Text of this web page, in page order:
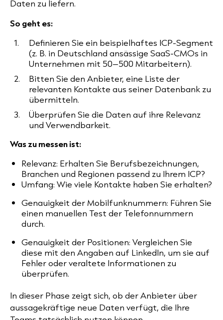
Daten zu liefern.
So geht es:
Definieren Sie ein beispielhaftes ICP-Segment
(z. B. in Deutschland ansässige SaaS-CMOs in
Unternehmen mit 50–500 Mitarbeitern).
Bitten Sie den Anbieter, eine Liste der
relevanten Kontakte aus seiner Datenbank zu
übermitteln.
Überprüfen Sie die Daten auf ihre Relevanz
und Verwendbarkeit.
Was zu messen ist:
Relevanz: Erhalten Sie Berufsbezeichnungen,
Branchen und Regionen passend zu Ihrem ICP?
Umfang: Wie viele Kontakte haben Sie erhalten?
Genauigkeit der Mobilfunknummern: Führen Sie
einen manuellen Test der Telefonnummern
durch.
Genauigkeit der Positionen: Vergleichen Sie
diese mit den Angaben auf LinkedIn, um sie auf
Fehler oder veraltete Informationen zu
überprüfen.
In dieser Phase zeigt sich, ob der Anbieter über
aussagekräftige neue Daten verfügt, die Ihre